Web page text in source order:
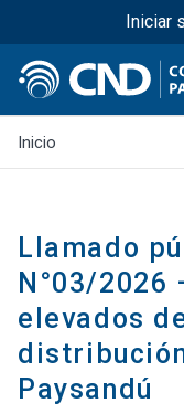
Iniciar
Inicio
Llamado
N°03/2026
elevados
Paysandú